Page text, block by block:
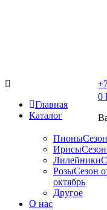
0
Главная
Каталог
Пионы
Ирисы
Лилейники
РозыСезон
октябрь
Другое
О нас